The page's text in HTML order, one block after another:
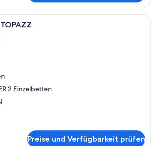
Ein Hotelzimmer mit einem großen
2 Einzelbetten
Preise und Verfügbarkeit prüfen